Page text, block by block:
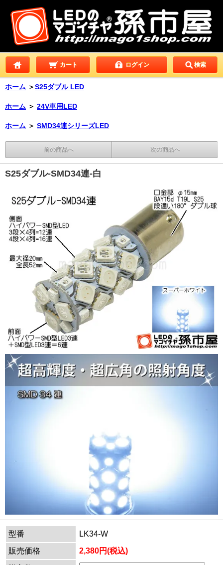
カート ログイン 検索
ホーム ＞S25ダブル LED
ホーム ＞ 24V車用LED
ホーム ＞ SMD34連シリーズLED
前の商品へ 次の商品へ
S25ダブル-SMD34連-白
型番
LK34-W
販売価格
2,380円(税込)